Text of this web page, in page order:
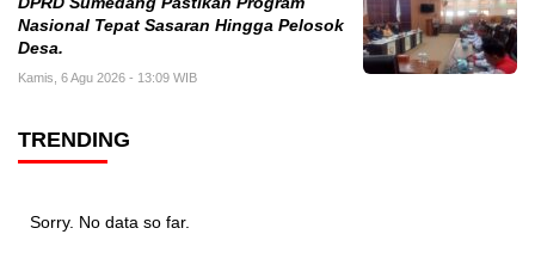
Nasional Tepat Sasaran Hingga Pelosok
Desa.
Kamis, 6 Agu 2026 - 13:09 WIB
TRENDING
Sorry. No data so far.